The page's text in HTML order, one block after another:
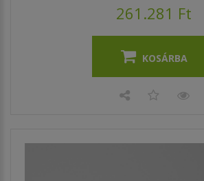
261.281 Ft
KOSÁRBA